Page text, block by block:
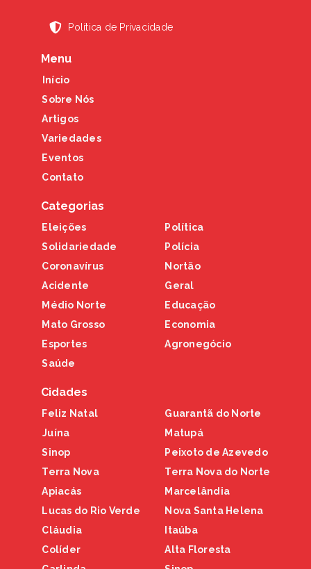
Política de Privacidade
Menu
Início
Sobre Nós
Artigos
Variedades
Eventos
Contato
Categorias
Eleições
Solidariedade
Coronavírus
Acidente
Médio Norte
Mato Grosso
Esportes
Saúde
Política
Polícia
Nortão
Geral
Educação
Economia
Agronegócio
Cidades
Feliz Natal
Juína
Sinop
Terra Nova
Apiacás
Lucas do Rio Verde
Cláudia
Colíder
Guarantã do Norte
Matupá
Peixoto de Azevedo
Terra Nova do Norte
Marcelândia
Nova Santa Helena
Itaúba
Alta Floresta